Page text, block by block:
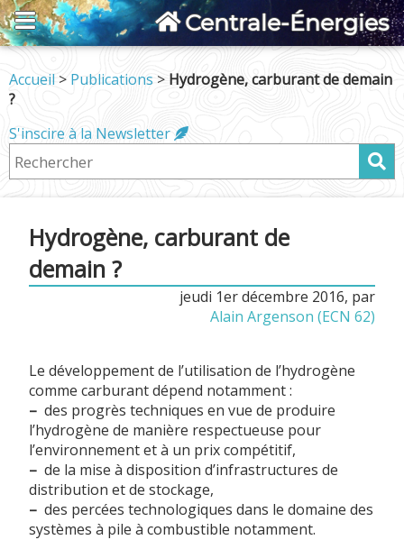
Centrale-Énergies
Accueil > Publications > Hydrogène, carburant de demain
?
S'inscire à la Newsletter
Hydrogène, carburant de
demain ?
jeudi 1er décembre 2016, par
Alain Argenson (ECN 62)
Le développement de l’utilisation de l’hydrogène
comme carburant dépend notamment :
– des progrès techniques en vue de produire
l’hydrogène de manière respectueuse pour
l’environnement et à un prix compétitif,
– de la mise à disposition d’infrastructures de
distribution et de stockage,
– des percées technologiques dans le domaine des
systèmes à pile à combustible notamment.